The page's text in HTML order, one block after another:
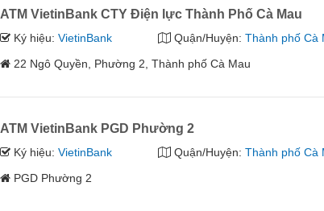
ATM VietinBank CTY Điện lực Thành Phố Cà Mau
Ký hiệu:VietinBank Quận/Huyện: Thành phố Cà
22 Ngô Quyền, Phường 2, Thành phố Cà Mau
ATM VietinBank PGD Phường 2
Ký hiệu:VietinBank Quận/Huyện: Thành phố Cà
PGD Phường 2